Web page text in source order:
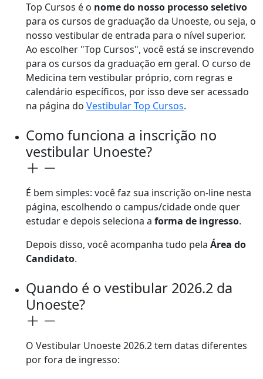
Top Cursos é o nome do nosso processo seletivo
para os cursos de graduação da Unoeste, ou seja, o
nosso vestibular de entrada para o nível superior.
Ao escolher "Top Cursos", você está se inscrevendo
para os cursos da graduação em geral. O curso de
Medicina tem vestibular próprio, com regras e
calendário específicos, por isso deve ser acessado
na página do Vestibular Top Cursos.
Como funciona a inscrição no
vestibular Unoeste?
É bem simples: você faz sua inscrição on-line nesta
página, escolhendo o campus/cidade onde quer
estudar e depois seleciona a forma de ingresso.
Depois disso, você acompanha tudo pela Área do
Candidato.
Quando é o vestibular 2026.2 da
Unoeste?
O Vestibular Unoeste 2026.2 tem datas diferentes
por fora de ingresso: